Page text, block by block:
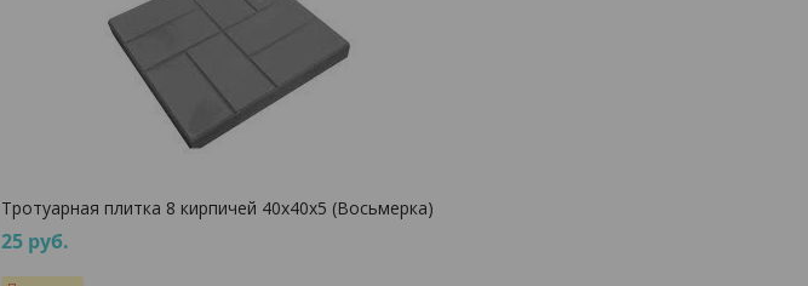
Тротуарная плитка 8 кирпичей 40х40х5 (Восьмерка)
25 руб.